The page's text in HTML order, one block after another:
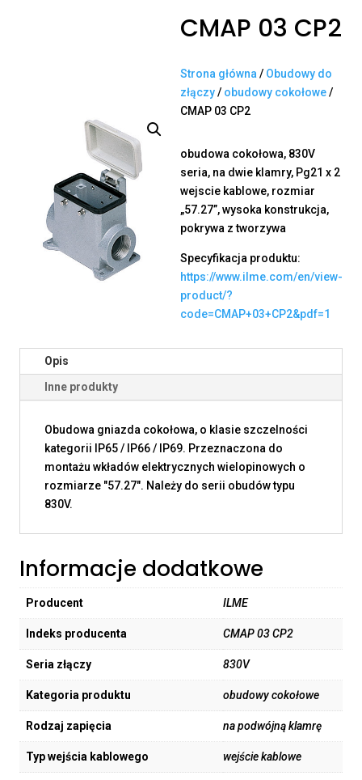
CMAP 03 CP2
Strona główna / Obudowy do
złączy/ obudowy cokołowe/
CMAP 03 CP2
obudowa cokołowa, 830V
seria, na dwie klamry, Pg21 x 2
wejscie kablowe, rozmiar
„57.27”, wysoka konstrukcja,
pokrywa z tworzywa
Specyfikacja produktu:
https://www.ilme.com/en/view-
product/?
code=CMAP+03+CP2&pdf=1
Opis
Inne produkty
Obudowa gniazda cokołowa, o klasie szczelności
kategorii IP65 / IP66 / IP69. Przeznaczona do
montażu wkładów elektrycznych wielopinowych o
rozmiarze "57.27". Należy do serii obudów typu
830V.
Informacje dodatkowe
Producent ILME
Indeks producenta CMAP 03 CP2
Seria złączy 830V
Kategoria produktu obudowy cokołowe
Rodzaj zapięcia na podwójną klamrę
Typ wejścia kablowego wejście kablowe